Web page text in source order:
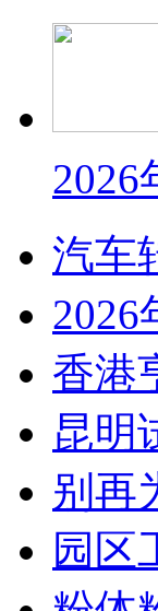
2026
汽车
2026
香港
昆明
别再
园区